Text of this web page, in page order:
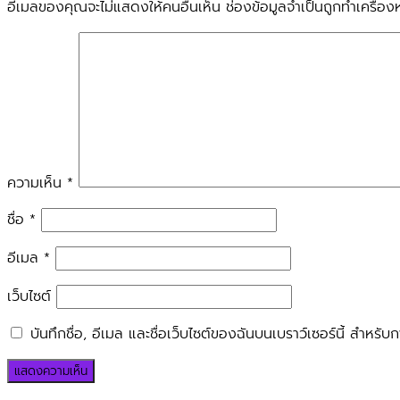
อีเมลของคุณจะไม่แสดงให้คนอื่นเห็น ช่องข้อมูลจำเป็นถูกทำเครื่อง
ความเห็น *
ชื่อ *
อีเมล *
เว็บไซต์
บันทึกชื่อ, อีเมล และชื่อเว็บไซต์ของฉันบนเบราว์เซอร์นี้ สำหรับ